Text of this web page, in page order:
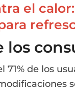
el
los
de los